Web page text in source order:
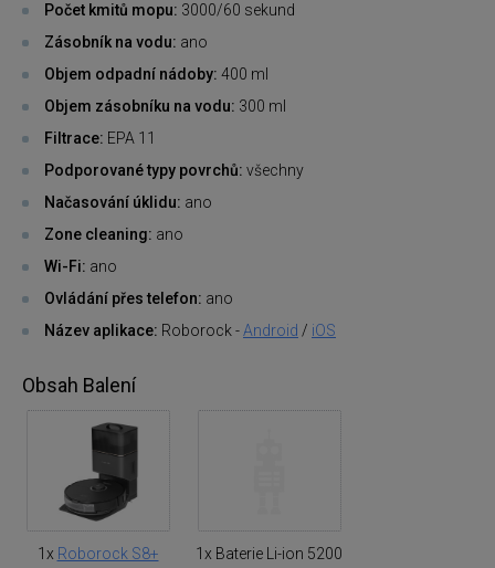
Počet kmitů mopu: 3000/60 sekund
Zásobník na vodu: ano
Objem odpadní nádoby: 400 ml
Objem zásobníku na vodu: 300 ml
Filtrace: EPA 11
Podporované typy povrchů: všechny
Načasování úklidu: ano
Zone cleaning: ano
Wi-Fi: ano
Ovládání přes telefon: ano
Název aplikace: Roborock -Android / iOS
Obsah Balení
1x Roborock S8+
1x Baterie Li-ion 5200